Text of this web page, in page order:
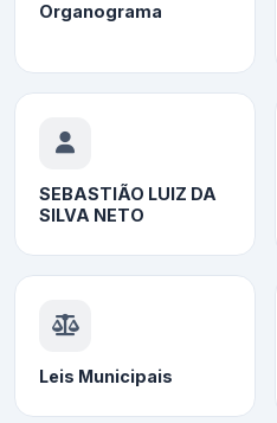
Organograma
SEBASTIÃO LUIZ DA
SILVA NETO
Leis Municipais